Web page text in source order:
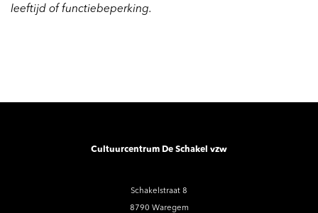
leeftijd of functiebeperking.
Cultuurcentrum De Schakel vzw
Schakelstraat 8
8790 Waregem